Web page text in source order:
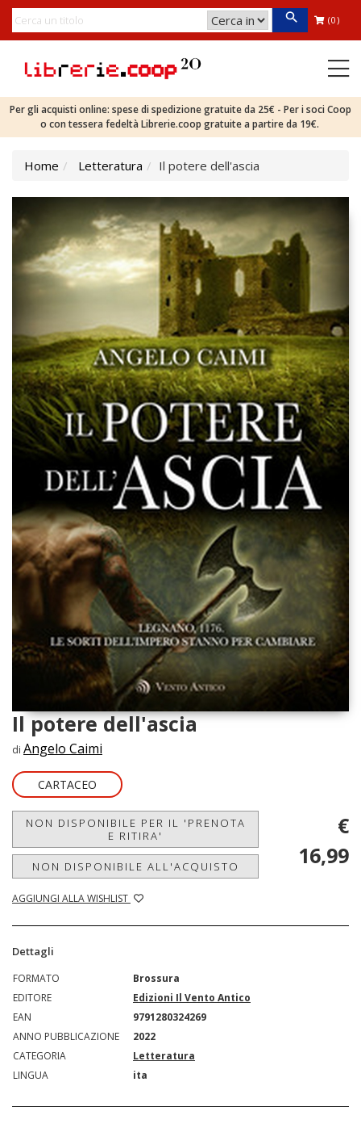
(0)
Per gli acquisti online: spese di spedizione gratuite da 25€ - Per i soci Coop
o con tessera fedeltà Librerie.coop gratuite a partire da 19€.
Home Letteratura Il potere dell'ascia
Il potere dell'ascia
di Angelo Caimi
CARTACEO
NON DISPONIBILE PER IL 'PRENOTA
E RITIRA'
NON DISPONIBILE ALL'ACQUISTO
AGGIUNGI ALLA WISHLIST
€
16,99
Dettagli
FORMATO
Brossura
EDITORE
Edizioni Il Vento Antico
EAN
9791280324269
ANNO PUBBLICAZIONE
2022
CATEGORIA
Letteratura
LINGUA
ita